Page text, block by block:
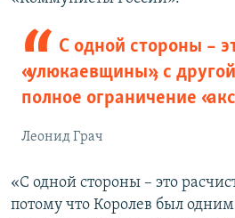
С одной стороны –
«улюкаевщины», с
полное ограничение
Леонид Грач
«С одной стороны – это
потому что Королев был